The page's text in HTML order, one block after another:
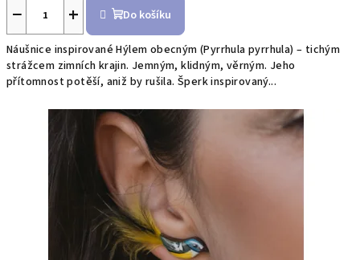
produktu
je
5,0
z
5
+
− Do košíku
Náušnice inspirované Hýlem obecným (Pyrrhula pyrrhula) – tichým
strážcem zimních krajin. Jemným, klidným, věrným. Jeho
přítomnost potěší, aniž by rušila. Šperk inspirovaný...